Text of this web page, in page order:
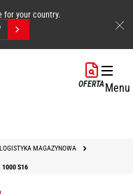
for your country.
OFERTAMenu
LOGISTYKA MAGAZYNOWA
1000 S16